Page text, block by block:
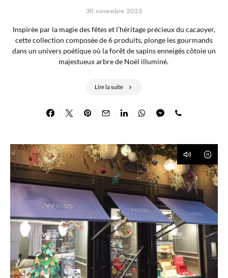
30 novembre 2025
Inspirée par la magie des fêtes et l’héritage précieux du cacaoyer,
cette collection composée de 6 produits, plonge les gourmands
dans un univers poétique où la forêt de sapins enneigés côtoie un
majestueux arbre de Noël illuminé.
Lire la suite